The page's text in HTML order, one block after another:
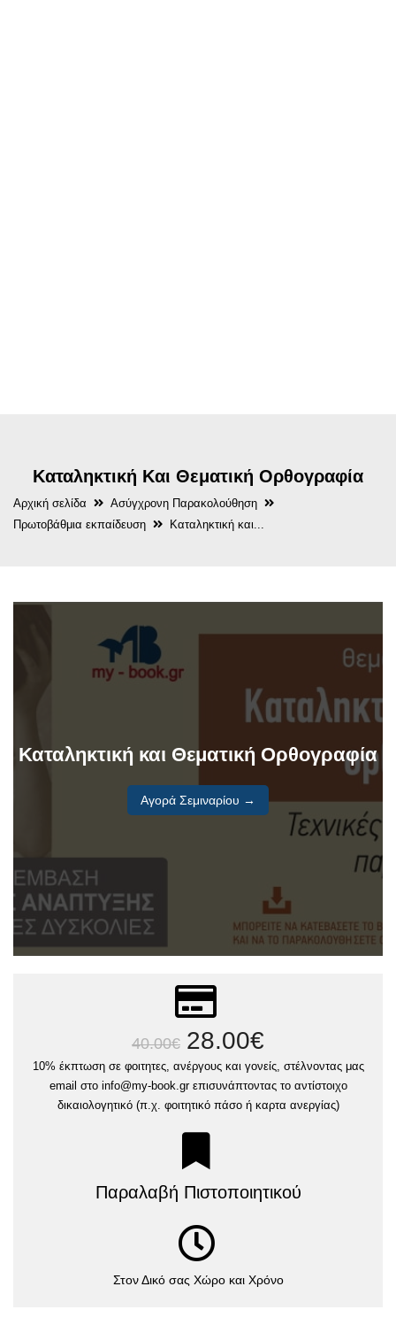
Καταληκτική Και Θεματική Ορθογραφία
Αρχική σελίδα
Ασύγχρονη Παρακολούθηση
Πρωτοβάθμια εκπαίδευση
Καταληκτική και...
Καταληκτική και Θεματική Ορθογραφία
Αγορά Σεμιναρίου →
40.00€ 28.00€
10% έκπτωση σε φοιτητες, ανέργους και γονείς, στέλνοντας μας
email στο info@my-book.gr επισυνάπτοντας το αντίστοιχο
δικαιολογητικό (π.χ. φοιτητικό πάσο ή καρτα ανεργίας)
Παραλαβή Πιστοποιητικού
Στον Δικό σας Χώρο και Χρόνο